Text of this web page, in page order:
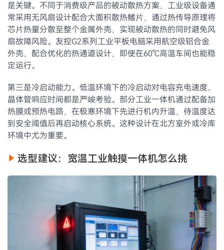
是关键。不同于消费级产品的被动散热方案，工业级设备通
常采用无风扇设计配合大面积散热鳍片，通过热传导原理将
芯片热量分散至整个金属外壳，实现被动散热的同时避免风
扇故障风险。友控G2系列工业平板电脑采用航空级铝合金
外壳，配合优化的热通道设计，即使在60℃高温车间也能稳
定运行。
第三是冷启动能力。低温环境下的冷启动对电容充电速度、
晶体管响应时间都是严峻考验。部分工业一体机通过配备加
热膜或预热电路，在极寒环境下先进行机内升温，待温度达
到安全阈值后再启动核心系统。这种设计在北方室外或冷库
环境中尤为重要。
选型建议：宽温工业触摸一体机怎么挑